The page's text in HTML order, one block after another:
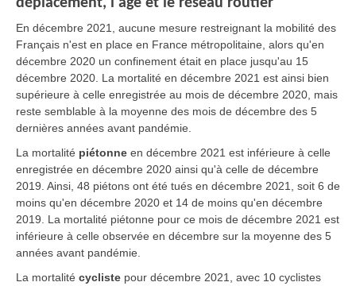
En décembre 2021, aucune mesure restreignant la mobilité des
Français n'est en place en France métropolitaine, alors qu'en
décembre 2020 un confinement était en place jusqu'au 15
décembre 2020. La mortalité en décembre 2021 est ainsi bien
supérieure à celle enregistrée au mois de décembre 2020, mais
reste semblable à la moyenne des mois de décembre des 5
dernières années avant pandémie.
La mortalité piétonne en décembre 2021 est inférieure à celle
enregistrée en décembre 2020 ainsi qu'à celle de décembre
2019. Ainsi, 48 piétons ont été tués en décembre 2021, soit 6 de
moins qu'en décembre 2020 et 14 de moins qu'en décembre
2019. La mortalité piétonne pour ce mois de décembre 2021 est
inférieure à celle observée en décembre sur la moyenne des 5
années avant pandémie.
La mortalité cycliste pour décembre 2021, avec 10 cyclistes